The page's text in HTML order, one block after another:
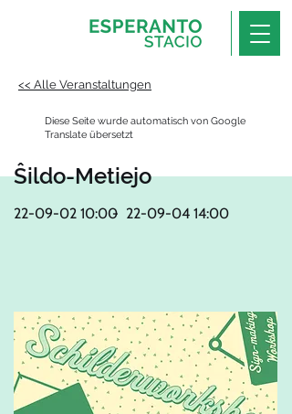
<< Alle Veranstaltungen
Diese Seite wurde automatisch von Google
Translate übersetzt
22-09-02 10:00
- 22-09-04 14:00
Ŝildo-Metiejo